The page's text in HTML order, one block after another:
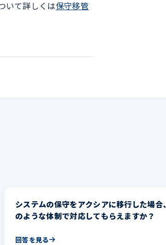
いて詳しくは保守移管
システムの保守をアクシアに移行した場合
のような体制で対応してもらえますか？
回答を見る